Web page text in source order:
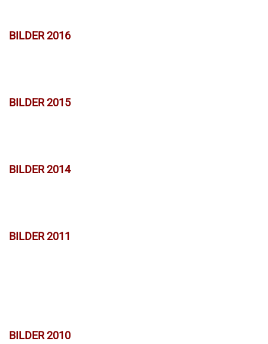
BILDER 2016
BILDER 2015
BILDER 2014
BILDER 2011
BILDER 2010